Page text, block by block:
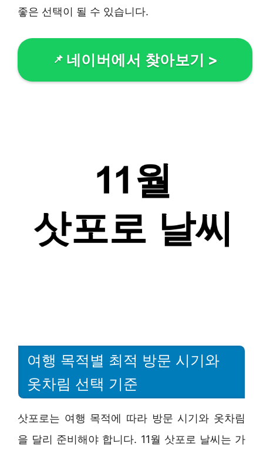
좋은 선택이 될 수 있습니다.
네이버에서 찾아보기 >
여행 목적별 최적 방문 시기와
옷차림 선택 기준
삿포로는 여행 목적에 따라 방문 시기와 옷차림
을 달리 준비해야 합니다. 11월 삿포로 날씨는 가